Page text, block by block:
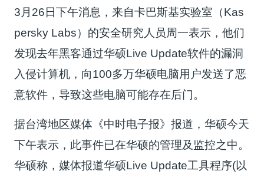
3月26日下午消息，来自卡巴斯基实验室（Kas
persky Labs）的安全研究人员周一表示，他们
发现去年黑客通过华硕Live Update软件的漏洞
入侵计算机，向100多万华硕电脑用户发送了恶
意软件，导致这些电脑可能存在后门。
据台湾地区媒体《中时电子报》报道，华硕今天
下午表示，此事件已在华硕的管理及监控之中。
华硕称，媒体报道华硕Live Update工具程序(以